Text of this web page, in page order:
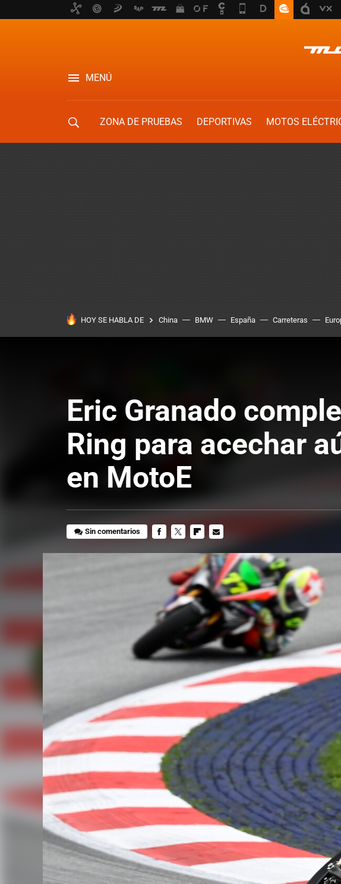
MENÚ
ZONA DE PRUEBAS DEPORTIVAS MOTOS
HOY SE HABLA DE China BMW España Carreteras
Eric Granado
Ring para acechar
en MotoE
Sin comentarios
MAIL